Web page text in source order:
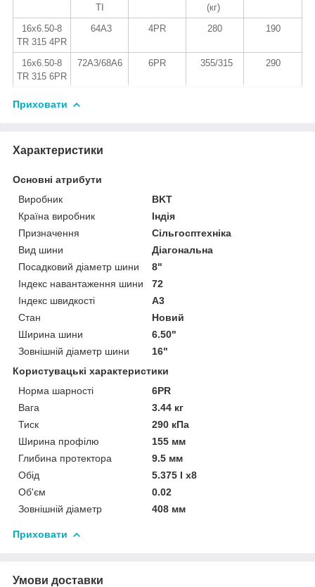
ТІ
(кг)
16x6.50-8
TR 315 4PR
64A3 4PR 280 190
16x6.50-8
TR 315 6PR
72А3/68A6 6PR 355/315 290
Приховати
Характеристики
Основні атрибути
Виробник
BKT
Країна виробник
Індія
Призначення
Сільгосптехніка
Вид шини
Діагональна
Посадковий діаметр шини
8"
Індекс навантаження шини
72
Індекс швидкості
A3
Стан
Новий
Ширина шини
6.50"
Зовнішній діаметр шини
16"
Користувацькі характеристики
Норма шарності
6PR
Вага
3.44 кг
Тиск
290 кПа
Ширина профілю
155 мм
Глибина протектора
9.5 мм
Обід
5.375 I x8
Об'єм
0.02
Зовнішній діаметр
408 мм
Приховати
Умови доставки